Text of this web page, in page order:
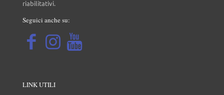
riabilitativi.
Seguici anche su:
LINK UTILI